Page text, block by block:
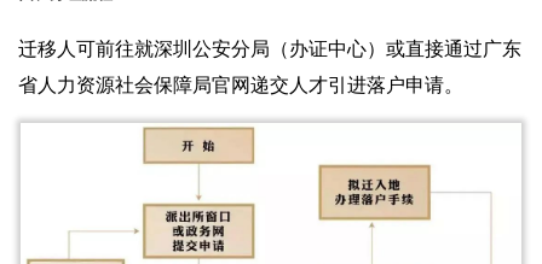
迁移人可前往就深圳公安分局（办证中心）或直接通过广东
省人力资源社会保障局官网递交人才引进落户申请。